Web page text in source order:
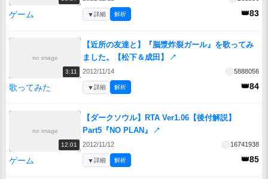
ゲーム 👑83
▼詳細 解析
no image
3:11
【近所の友達と】『脳漿炸裂ガール』を歌ってみ
ました。【松下＆成田】
↗
2012/11/14 5888056
歌ってみた 👑84
▼詳細 解析
no image
12:01
【ダークソウル】RTA Ver1.06【後付解説】
Part5『NO PLAN』
↗
2012/11/12 16741938
ゲーム 👑85
▼詳細 解析